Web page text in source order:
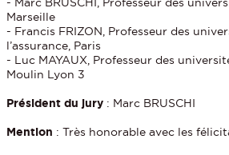
Marseille
- Francis FRIZON, Professeur des
l’assurance, Paris
- Luc MAYAUX, Professeur des
Moulin Lyon 3
Président du jury : Marc BRUSCHI
Mention : Très honorable avec les